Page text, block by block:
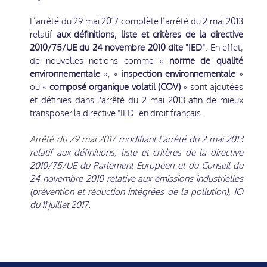
L’arrêté du 29 mai 2017 complète l’arrêté du 2 mai 2013
relatif aux définitions, liste et critères de la directive
2010/75/UE du 24 novembre 2010 dite "IED". En effet,
de nouvelles notions comme « norme de qualité
environnementale », « inspection environnementale »
ou « composé organique volatil (COV) » sont ajoutées
et définies dans l'arrêté du 2 mai 2013 afin de mieux
transposer la directive "IED" en droit français.
Arrêté du 29 mai 2017modifiant l'arrêté du 2 mai 2013
relatif aux définitions, liste et critères de la directive
2010/75/UE du Parlement Européen et du Conseil du
24 novembre 2010 relative aux émissions industrielles
(prévention et réduction intégrées de la pollution), JO
du 11 juillet 2017.